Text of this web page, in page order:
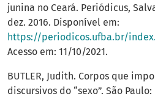
junina no Ceará. Periódicus,
dez. 2016. Disponível em:
https://periodicos.ufba.br/index.php/
Acesso em: 11/10/2021.
BUTLER, Judith. Corpos que
discursivos do “sexo”. São